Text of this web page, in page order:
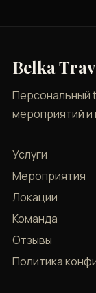
Belka
Персональный
мероприятий и
Услуги
Мероприятия
Локации
Команда
Отзывы
Политика